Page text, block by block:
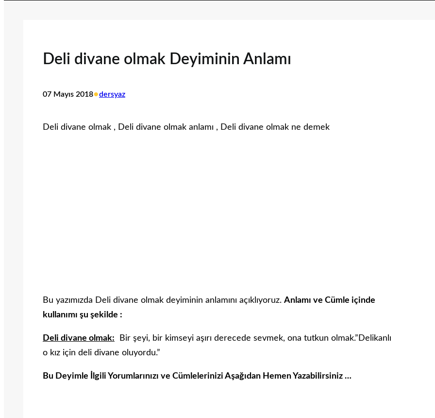
Deli divane olmak Deyiminin Anlamı
07 Mayıs 2018•dersyaz
Deli divane olmak , Deli divane olmak anlamı , Deli divane olmak ne demek
Bu yazımızda Deli divane olmak deyiminin anlamını açıklıyoruz. Anlamı ve Cümle içinde
kullanımı şu şekilde :
Deli divane olmak: Bir şeyi, bir kimseyi aşırı derecede sevmek, ona tutkun olmak.”Delikanlı
o kız için deli divane oluyordu.”
Bu Deyimle İlgili Yorumlarınızı ve Cümlelerinizi Aşağıdan Hemen Yazabilirsiniz …